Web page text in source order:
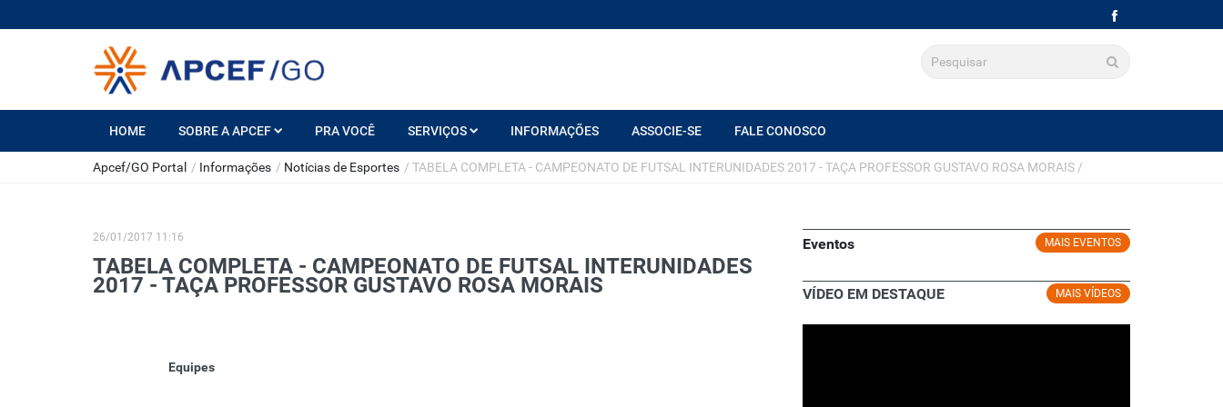
HOME SOBRE A APCEF PRA VOCÊ SERVIÇOS INFORMAÇÕES ASSOCIE-SE FALE CONOSCO
Apcef/GO Portal / Informações / Notícias de Esportes / TABELA COMPLETA - CAMPEONATO DE FUTSAL INTERUNIDADES 2017 - TAÇA PROFESSOR GUSTAVO ROSA MORAIS /
26/01/2017 11:16
TABELA COMPLETA - CAMPEONATO DE FUTSAL INTERUNIDADES
2017 - TAÇA PROFESSOR GUSTAVO ROSA MORAIS
Equipes
MAIS EVENTOS
Eventos
MAIS VÍDEOS
VÍDEO EM DESTAQUE